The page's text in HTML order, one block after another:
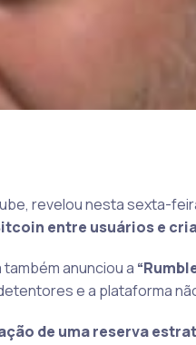
revelou nesta sexta-
entre usuários e
anunciou a
e a plataforma
de uma reserva